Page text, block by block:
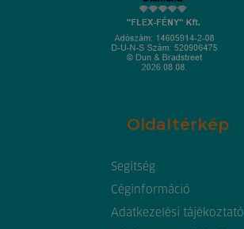
Oldaltérkép
Segítség
Céginformáció
Adatkezelési tájékoztató